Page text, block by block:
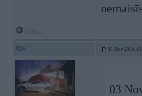
JDS 03. Nov 2024,
03